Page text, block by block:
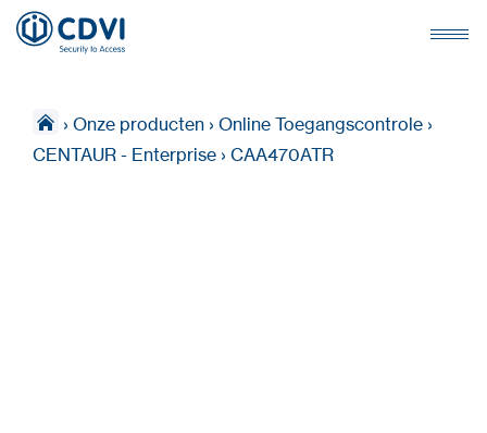
› Onze producten › Online Toegangscontrole ›
CENTAUR - Enterprise › CAA470ATR